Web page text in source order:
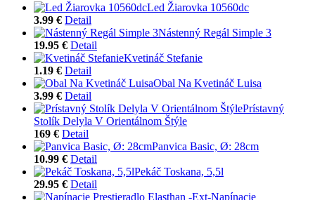
Led Žiarovka 10560dc
3.99 € Detail
Nástenný Regál Simple 3
19.95 € Detail
Kvetináč Stefanie
1.19 € Detail
Obal Na Kvetináč Luisa
3.99 € Detail
Prístavný
Stolík Delyla V Orientálnom Štýle
169 € Detail
Panvica Basic, Ø: 28cm
10.99 € Detail
Pekáč Toskana, 5,5l
29.95 € Detail
Napínacie